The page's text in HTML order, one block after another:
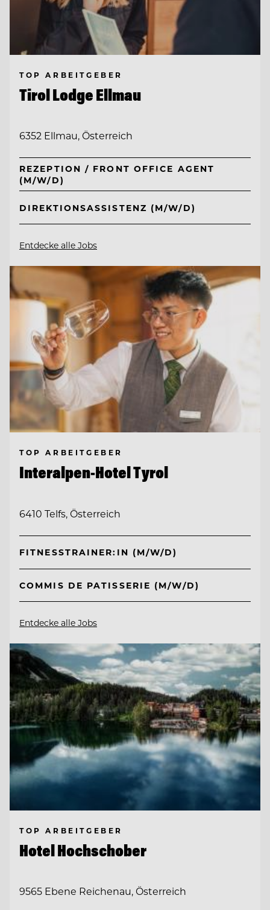
TOP ARBEITGEBER
Tirol Lodge Ellmau
6352 Ellmau, Österreich
REZEPTION / FRONT OFFICE AGENT
(M/W/D)
DIREKTIONSASSISTENZ (M/W/D)
Entdecke alle Jobs
TOP ARBEITGEBER
Interalpen-Hotel Tyrol
6410 Telfs, Österreich
FITNESSTRAINER:IN (M/W/D)
COMMIS DE PATISSERIE (M/W/D)
Entdecke alle Jobs
TOP ARBEITGEBER
Hotel Hochschober
9565 Ebene Reichenau, Österreich